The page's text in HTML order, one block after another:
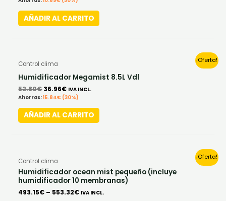
AÑADIR AL CARRITO
¡Oferta!
Control clima
Humidificador Megamist 8.5L Vdl
52.80€
price
was:
52.80€.
36.96€
is:
36.96€.
IVA INCL.
Ahorras:15.84€ (30%)
AÑADIR AL CARRITO
¡Oferta!
Control clima
Humidificador ocean mist pequeño (incluye
humidificador 10 membranas)
493.15€ – 553.32€ IVA INCL.
product
has
multiple